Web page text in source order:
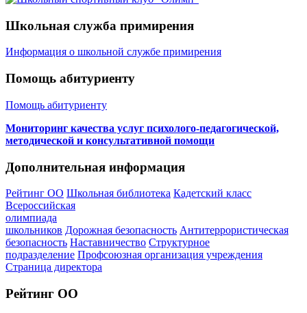
Школьная служба примирения
Информация о школьной службе примирения
Помощь абитуриенту
Помощь абитуриенту
Мониторинг качества услуг психолого-педагогической,
методической и консультативной помощи
Дополнительная информация
Рейтинг ОО Школьная библиотека Кадетский класс
Всероссийская
олимпиада
школьников Дорожная безопасность Антитеррористическая
безопасность Наставничество Структурное
подразделение Профсоюзная организация учреждения
Страница директора
Рейтинг ОО